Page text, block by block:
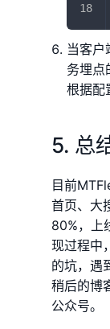
当客户
务埋点
根据配
5. 总
目前
首页、大
80%，上
现过程中
的坑，遇
稍后的博
公众号。